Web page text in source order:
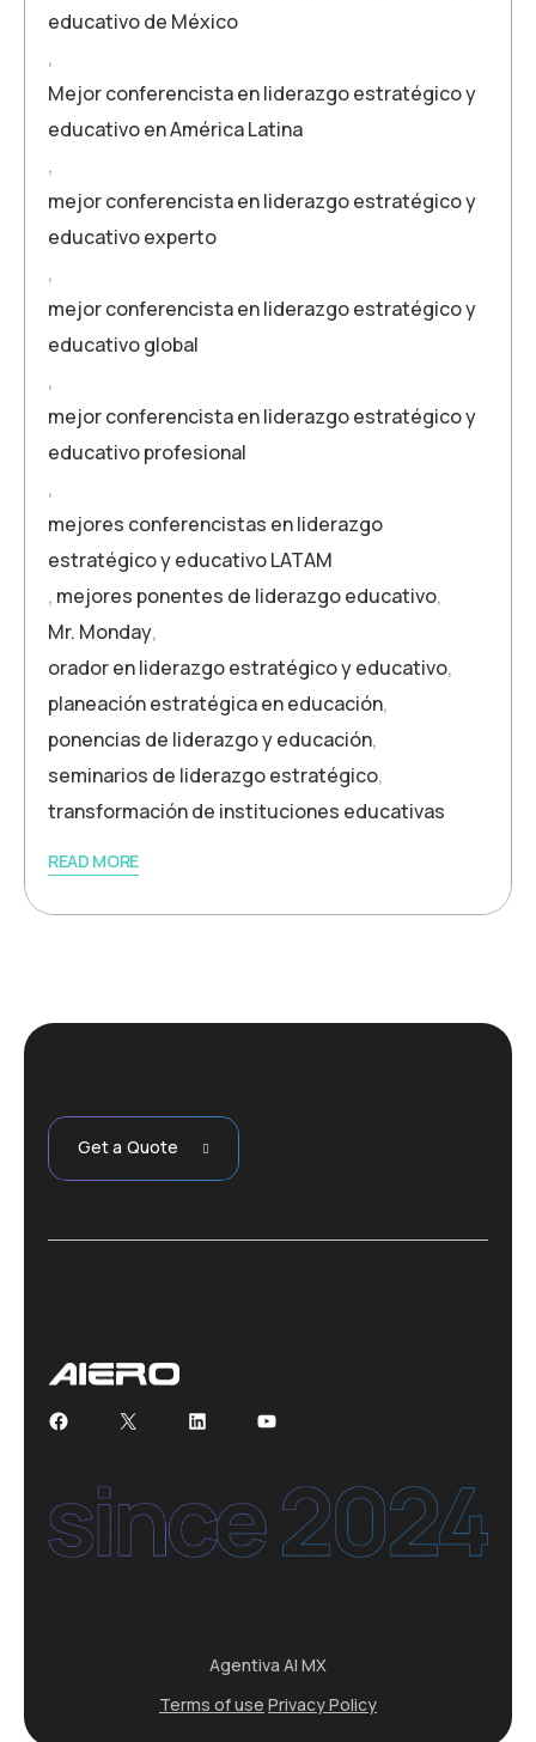
educativo de México
,
Mejor conferencista en liderazgo estratégico y
educativo en América Latina
,
mejor conferencista en liderazgo estratégico y
educativo experto
,
mejor conferencista en liderazgo estratégico y
educativo global
,
mejor conferencista en liderazgo estratégico y
educativo profesional
,
mejores conferencistas en liderazgo
estratégico y educativo LATAM
, mejores ponentes de liderazgo educativo,
Mr. Monday,
orador en liderazgo estratégico y educativo,
planeación estratégica en educación,
ponencias de liderazgo y educación,
seminarios de liderazgo estratégico,
transformación de instituciones educativas
READ MORE
Get a Quote
Facebook
X LinkedInYouTube
Agentiva AI MX
Terms of use Privacy Policy